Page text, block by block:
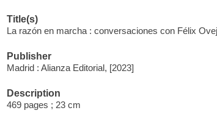
Title(s)
La razón en marcha : conversaciones con Félix
Publisher
Madrid : Alianza Editorial, [2023]
Description
469 pages ; 23 cm